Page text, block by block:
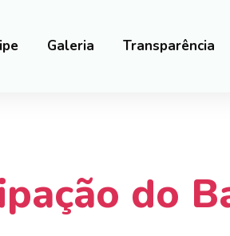
Galeria Transparência
do